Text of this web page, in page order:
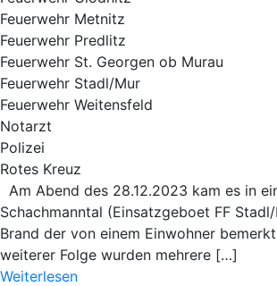
Feuerwehr Metnitz
Feuerwehr Predlitz
Feuerwehr St. Georgen ob Murau
Feuerwehr Stadl/Mur
Feuerwehr Weitensfeld
Notarzt
Polizei
Rotes Kreuz
Am Abend des 28.12.2023 kam es in
Schachmanntal (Einsatzgeboet FF
Brand der von einem Einwohner
weiterer Folge wurden mehrere […]
Weiterlesen